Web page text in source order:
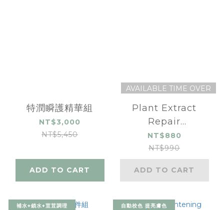
特潤瞬護精華組
NT$3,000
NT$5,450
ADD TO CART
AVAILABLE TIME OVER
Plant Extract
Repair
Moisturizing Mask
NT$880
NT$990
ADD TO CART
補水+鎖水+荳荳調理 自動校色 提亮膚色